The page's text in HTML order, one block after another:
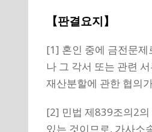
【판결요지】
[1] 혼인 중에 금전문제
나 그 각서 또는 관련
재산분할에 관한 협의
[2] 민법 제839조의2의
있는 것이므로, 가사소